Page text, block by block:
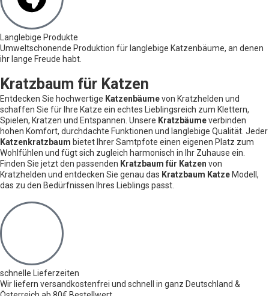
Langlebige Produkte
Umweltschonende Produktion für langlebige Katzenbäume, an denen
ihr lange Freude habt.
Kratzbaum für Katzen
Entdecken Sie hochwertige Katzenbäumevon Kratzhelden und
schaffen Sie für Ihre Katze ein echtes Lieblingsreich zum Klettern,
Spielen, Kratzen und Entspannen. Unsere Kratzbäumeverbinden
hohen Komfort, durchdachte Funktionen und langlebige Qualität. Jeder
Katzenkratzbaum bietet Ihrer Samtpfote einen eigenen Platz zum
Wohlfühlen und fügt sich zugleich harmonisch in Ihr Zuhause ein.
Finden Sie jetzt den passenden Kratzbaum für Katzen von
Kratzhelden und entdecken Sie genau das Kratzbaum Katze Modell,
das zu den Bedürfnissen Ihres Lieblings passt.
schnelle Lieferzeiten
Wir liefern versandkostenfrei und schnell in ganz Deutschland &